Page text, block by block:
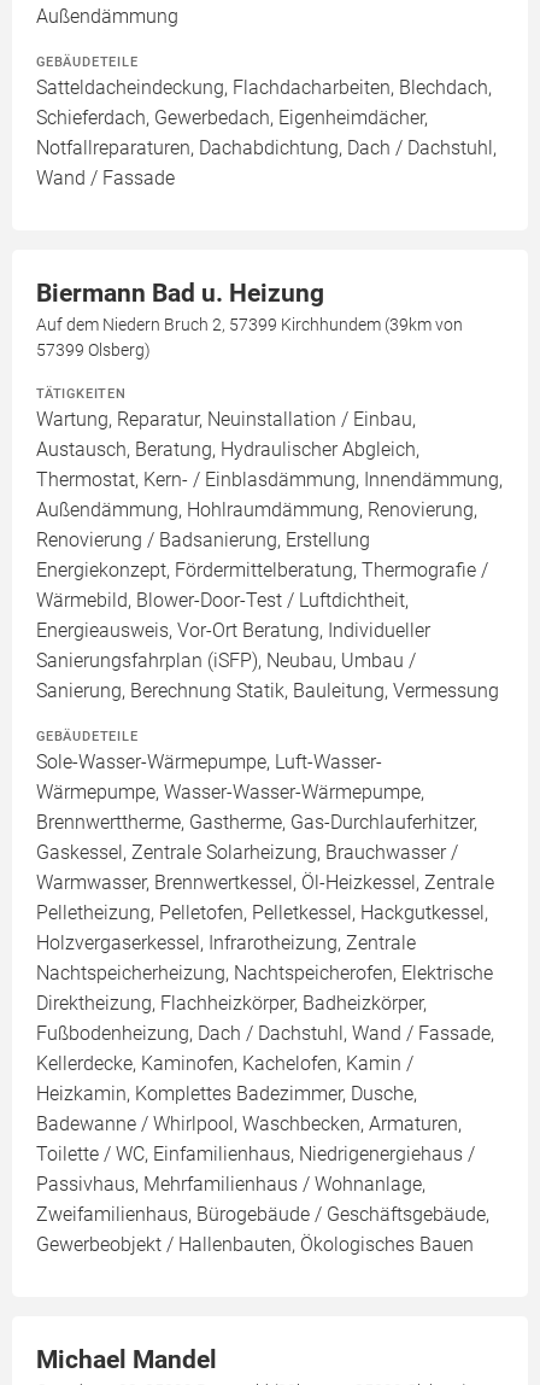
Außendämmung
GEBÄUDETEILE
Satteldacheindeckung, Flachdacharbeiten, Blechdach,
Schieferdach, Gewerbedach, Eigenheimdächer,
Notfallreparaturen, Dachabdichtung, Dach / Dachstuhl,
Wand / Fassade
Biermann Bad u. Heizung
Auf dem Niedern Bruch 2, 57399 Kirchhundem (39km von
57399 Olsberg)
TÄTIGKEITEN
Wartung, Reparatur, Neuinstallation / Einbau,
Austausch, Beratung, Hydraulischer Abgleich,
Thermostat, Kern- / Einblasdämmung, Innendämmung,
Außendämmung, Hohlraumdämmung, Renovierung,
Renovierung / Badsanierung, Erstellung
Energiekonzept, Fördermittelberatung, Thermografie /
Wärmebild, Blower-Door-Test / Luftdichtheit,
Energieausweis, Vor-Ort Beratung, Individueller
Sanierungsfahrplan (iSFP), Neubau, Umbau /
Sanierung, Berechnung Statik, Bauleitung, Vermessung
GEBÄUDETEILE
Sole-Wasser-Wärmepumpe, Luft-Wasser-
Wärmepumpe, Wasser-Wasser-Wärmepumpe,
Brennwerttherme, Gastherme, Gas-Durchlauferhitzer,
Gaskessel, Zentrale Solarheizung, Brauchwasser /
Warmwasser, Brennwertkessel, Öl-Heizkessel, Zentrale
Pelletheizung, Pelletofen, Pelletkessel, Hackgutkessel,
Holzvergaserkessel, Infrarotheizung, Zentrale
Nachtspeicherheizung, Nachtspeicherofen, Elektrische
Direktheizung, Flachheizkörper, Badheizkörper,
Fußbodenheizung, Dach / Dachstuhl, Wand / Fassade,
Kellerdecke, Kaminofen, Kachelofen, Kamin /
Heizkamin, Komplettes Badezimmer, Dusche,
Badewanne / Whirlpool, Waschbecken, Armaturen,
Toilette / WC, Einfamilienhaus, Niedrigenergiehaus /
Passivhaus, Mehrfamilienhaus / Wohnanlage,
Zweifamilienhaus, Bürogebäude / Geschäftsgebäude,
Gewerbeobjekt / Hallenbauten, Ökologisches Bauen
Michael Mandel